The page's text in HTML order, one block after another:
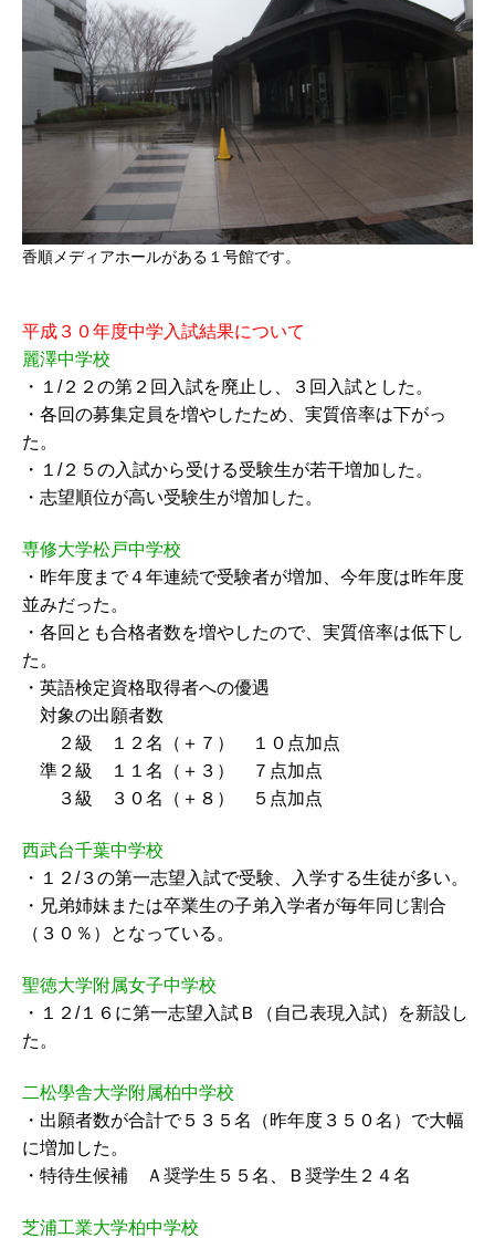
香順メディアホールがある１号館です。
平成３０年度中学入試結果について
麗澤中学校
・１/２２の第２回入試を廃止し、３回入試とした。
・各回の募集定員を増やしたため、実質倍率は下がっ
た。
・１/２５の入試から受ける受験生が若干増加した。
・志望順位が高い受験生が増加した。
専修大学松戸中学校
・昨年度まで４年連続で受験者が増加、今年度は昨年度
並みだった。
・各回とも合格者数を増やしたので、実質倍率は低下し
た。
・英語検定資格取得者への優遇
対象の出願者数
２級 １２名（＋７） １０点加点
準２級 １１名（＋３） ７点加点
３級 ３０名（＋８） ５点加点
西武台千葉中学校
・１２/３の第一志望入試で受験、入学する生徒が多い。
・兄弟姉妹または卒業生の子弟入学者が毎年同じ割合
（３０％）となっている。
聖徳大学附属女子中学校
・１２/１６に第一志望入試Ｂ（自己表現入試）を新設し
た。
二松學舎大学附属柏中学校
・出願者数が合計で５３５名（昨年度３５０名）で大幅
に増加した。
・特待生候補 Ａ奨学生５５名、Ｂ奨学生２４名
芝浦工業大学柏中学校